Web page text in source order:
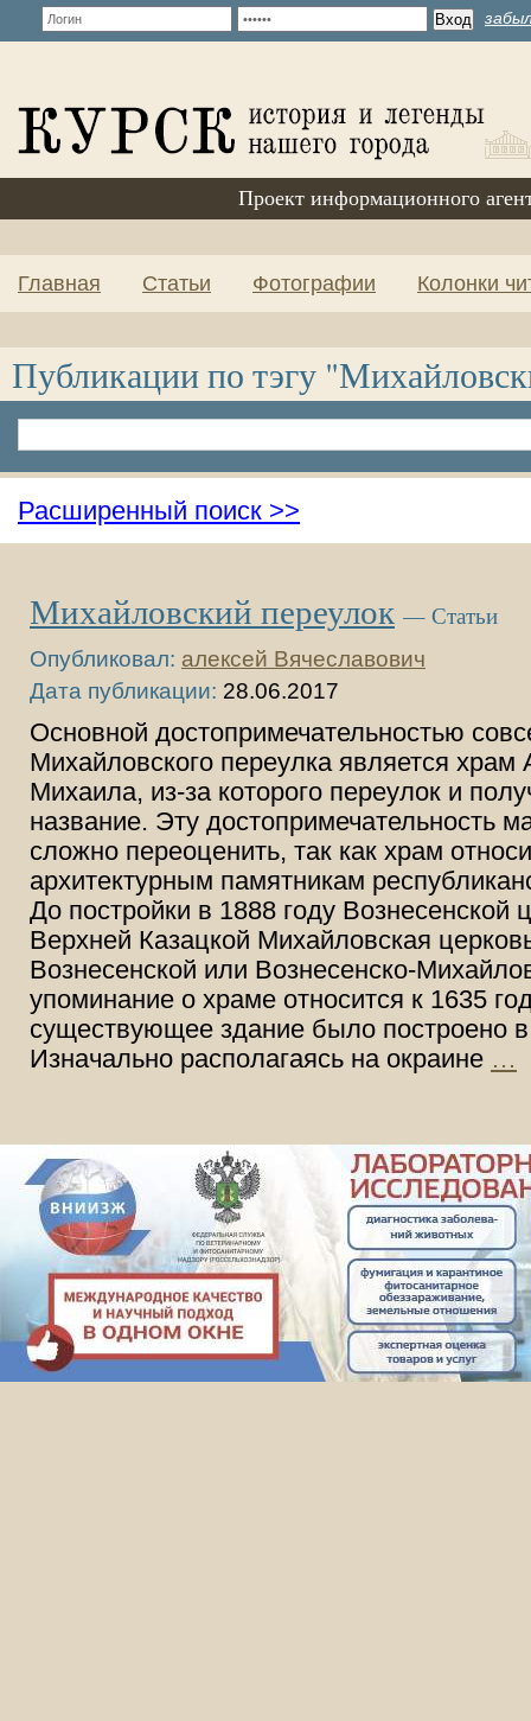
Проект информационного
Главная Статьи Фотографии Колонки
Публикации по тэгу
Расширенный поиск >>
Михайловский переулок — Статьи
Опубликовал: алексей Вячеславович
Дата публикации: 28.06.2017
Основной достопримечательностью
Михайловского переулка является храм
Михаила, из-за которого переулок и
название. Эту достопримечательность
сложно переоценить, так как храм
архитектурным памятникам
До постройки в 1888 году Вознесенской
Верхней Казацкой Михайловская
Вознесенской или Вознесенско-
упоминание о храме относится к 1635
существующее здание было построено
Изначально располагаясь на окраине …